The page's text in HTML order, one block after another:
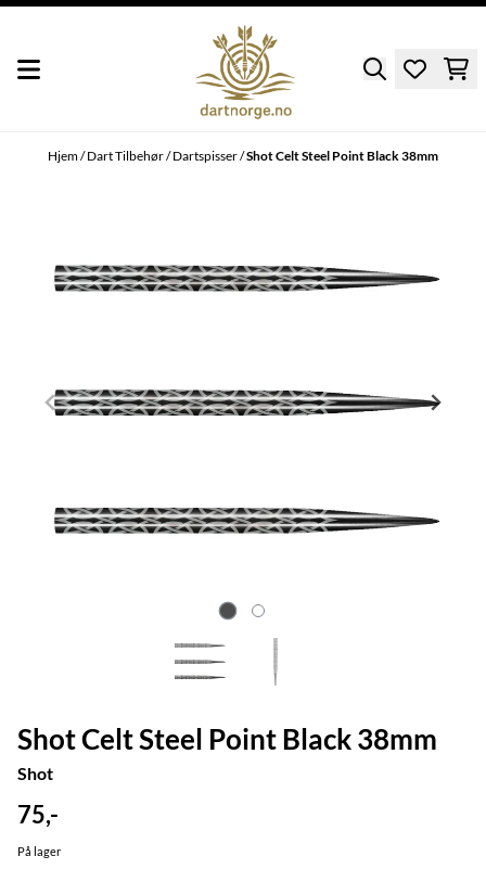
Hjem/Dart Tilbehør/Dartspisser/Shot Celt Steel Point Black 38mm
Shot Celt Steel Point Black 38mm
Shot
75,-
På lager